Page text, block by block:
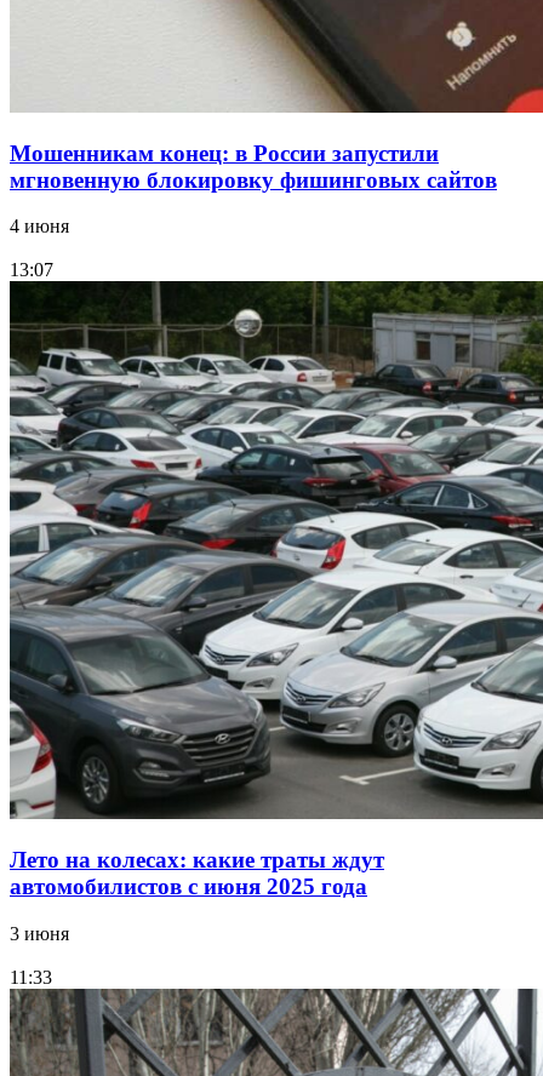
Мошенникам конец: в России запустили
мгновенную блокировку фишинговых сайтов
4 июня
13:07
Лето на колесах: какие траты ждут
автомобилистов с июня 2025 года
3 июня
11:33